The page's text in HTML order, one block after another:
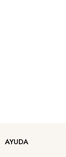
AYUDA